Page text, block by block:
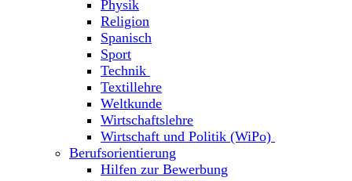
Physik
Religion
Spanisch
Sport
Technik
Textillehre
Weltkunde
Wirtschaftslehre
Wirtschaft und Politik (WiPo)
Berufsorientierung
Hilfen zur Bewerbung